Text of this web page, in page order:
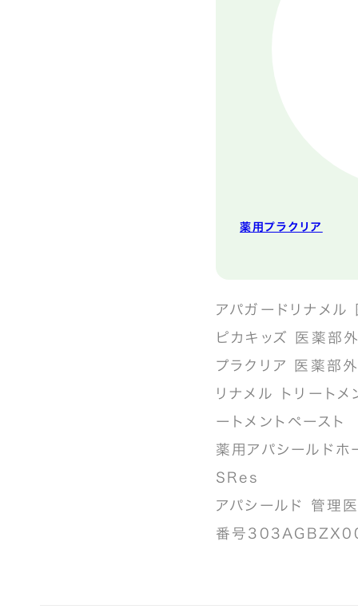
薬用プラクリア
アパガードリナメ
ピカキッズ 医薬部
プラクリア 医薬部
リナメル トリート
ートメントペースト
薬用アパシールド
SRes
アパシールド 管理
番号